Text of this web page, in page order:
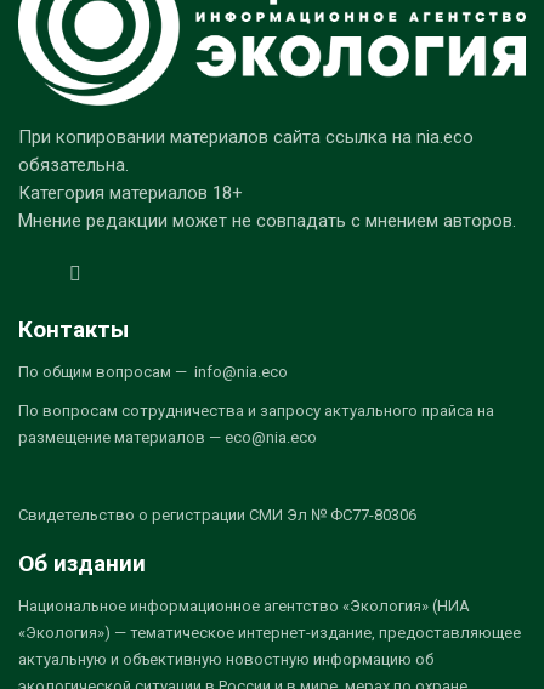
При копировании материалов сайта ссылка на nia.eco
обязательна.
Категория материалов 18+
Мнение редакции может не совпадать с мнением авторов.
Контакты
По общим вопросам — info@nia.eco
По вопросам сотрудничества и запросу актуального прайса на
размещение материалов — eco@nia.eco
Свидетельство о регистрации СМИ Эл № ФС77-80306
Об издании
Национальное информационное агентство «Экология» (НИА
«Экология») — тематическое интернет-издание, предоставляющее
актуальную и объективную новостную информацию об